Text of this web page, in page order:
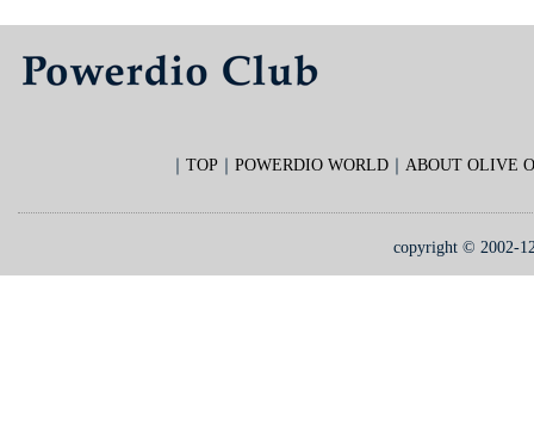
TOP｜ POWERDIO WORLD｜ ABOUT OLIVE
copyright © 2002-